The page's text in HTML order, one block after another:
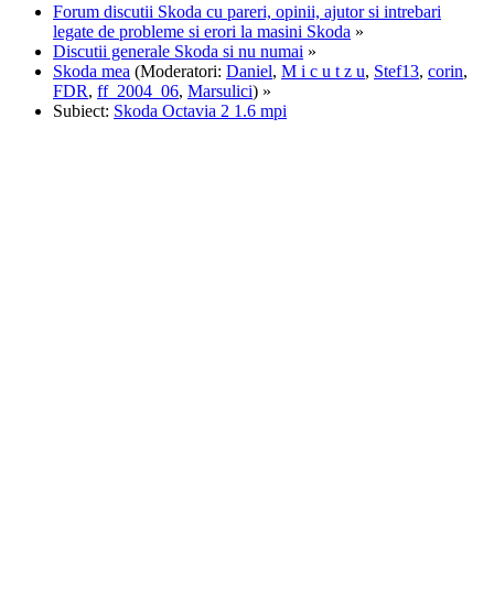
Forum discutii Skoda cu pareri, opinii, ajutor si intrebari
legate de probleme si erori la masini Skoda »
Discutii generale Skoda si nu numai »
Skoda mea (Moderatori: Daniel, M i c u t z u, Stef13, corin,
FDR, ff_2004_06, Marsulici) »
Subiect: Skoda Octavia 2 1.6 mpi